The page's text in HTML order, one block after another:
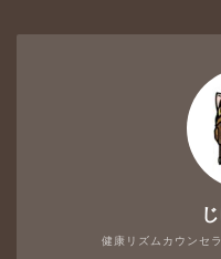
健康リズムカウンセ